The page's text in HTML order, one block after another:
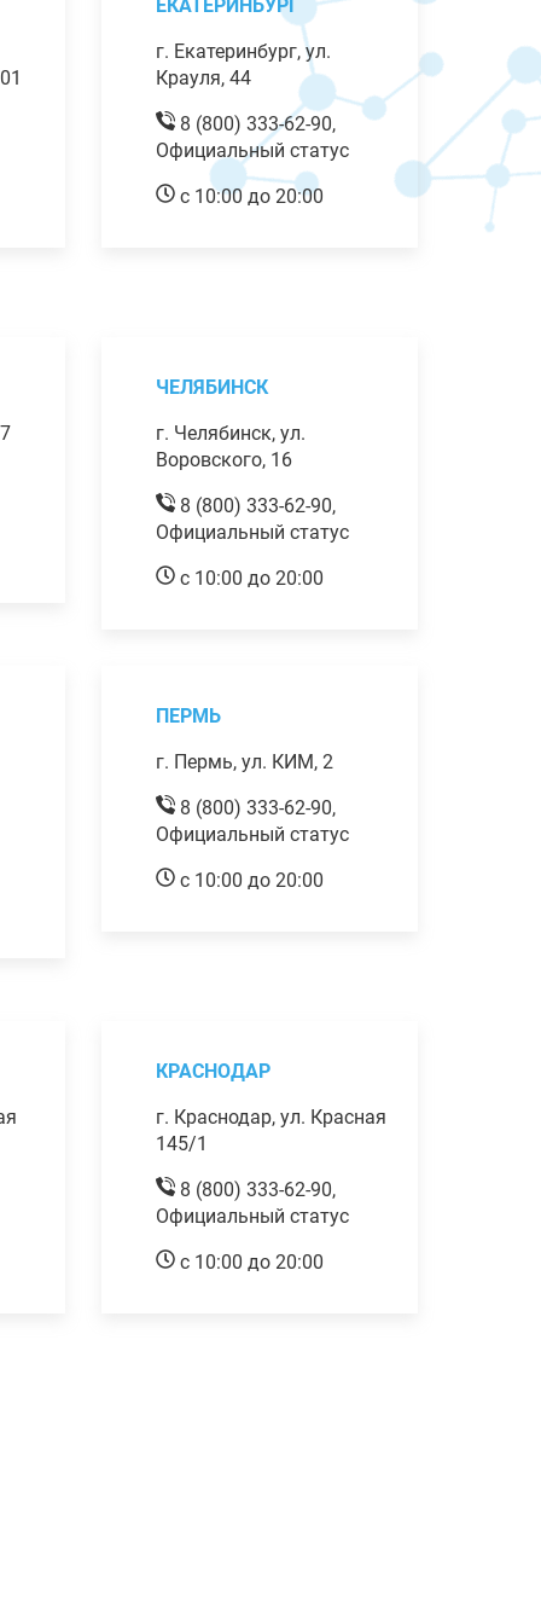
ЕКАТЕРИНБУРГ
г. Екатеринбург, ул.
Крауля, 44
8 (800) 333-62-90,
Официальный статус
с 10:00 до 20:00
ЧЕЛЯБИНСК
г. Челябинск, ул.
Воровского, 16
8 (800) 333-62-90,
Официальный статус
с 10:00 до 20:00
ПЕРМЬ
г. Пермь, ул. КИМ, 2
8 (800) 333-62-90,
Официальный статус
с 10:00 до 20:00
КРАСНОДАР
г. Краснодар, ул. Красная
145/1
8 (800) 333-62-90,
Официальный статус
с 10:00 до 20:00